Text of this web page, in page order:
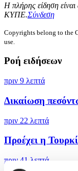
Η πλήρης είδηση είναι
ΚΥΠΕ.Σύνδεση
Copyrights belong to the
use.
Ροή ειδήσεων
πριν 9 λεπτά
Δικαίωση
πριν 22 λεπτά
Προέχει η
πριν 41 λεπτά